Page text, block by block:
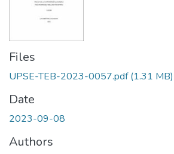
Files
UPSE-TEB-2023-0057.pdf(1.31 MB)
Date
2023-09-08
Authors